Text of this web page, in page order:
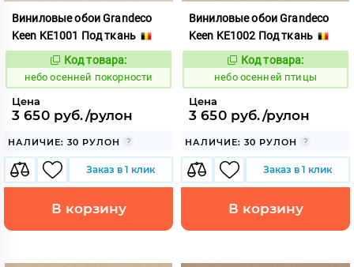
Виниловые обои Grandeco
Keen KE1001 Под ткань
1117822
Код товара:
небо осенней покорности
Цена
3 650 руб./рулон
НАЛИЧИЕ: 30 РУЛОН
Заказ в 1 клик
В корзину
Виниловые обои Grandeco
Keen KE1002 Под ткань
1117823
Код товара:
небо осенней птицы
Цена
3 650 руб./рулон
НАЛИЧИЕ: 30 РУЛОН
Заказ в 1 клик
В корзину